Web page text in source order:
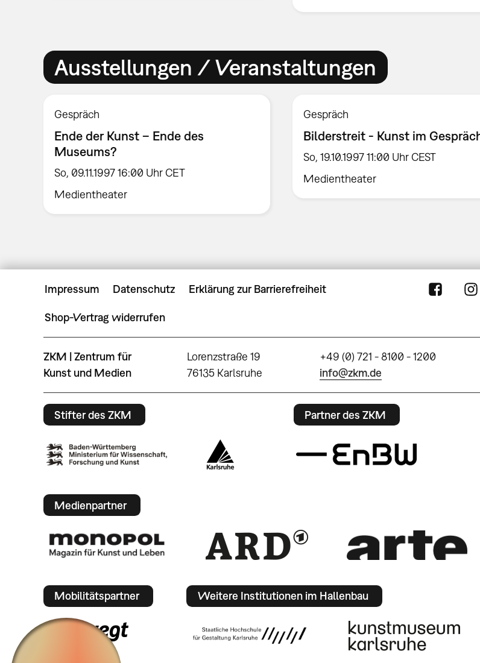
Ausstellungen / Veranstaltungen
Gespräch
Ende der Kunst – Ende des
Museums?
So, 09.11.1997 16:00 Uhr CET
Medientheater
Gespräch
Bilderstreit - Kunst im
So, 19.10.1997 11:00 Uhr CEST
Medientheater
Impressum Datenschutz Erklärung zur Barrierefreiheit
Shop-Vertrag widerrufen
ZKM | Zentrum für
Kunst und Medien
Lorenzstraße 19
76135 Karlsruhe
+49 (0) 721 - 8100 - 1200
info@zkm.de
Stifter des ZKM Partner des ZKM
Medienpartner
Mobilitätspartner Weitere Institutionen im Hallenbau